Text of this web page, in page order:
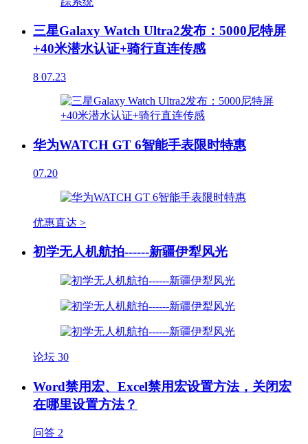
三星Galaxy Watch Ultra2发布：5000尼特屏
+40米潜水认证+骑行直连传感
8 07.23
华为WATCH GT 6智能手表限时特惠
07.20
优惠直达 >
初学无人机航拍------新疆伊犁风光
论坛 30
Word禁用宏、Excel禁用宏设置方法，关闭宏
在哪里设置方法？
问答 2